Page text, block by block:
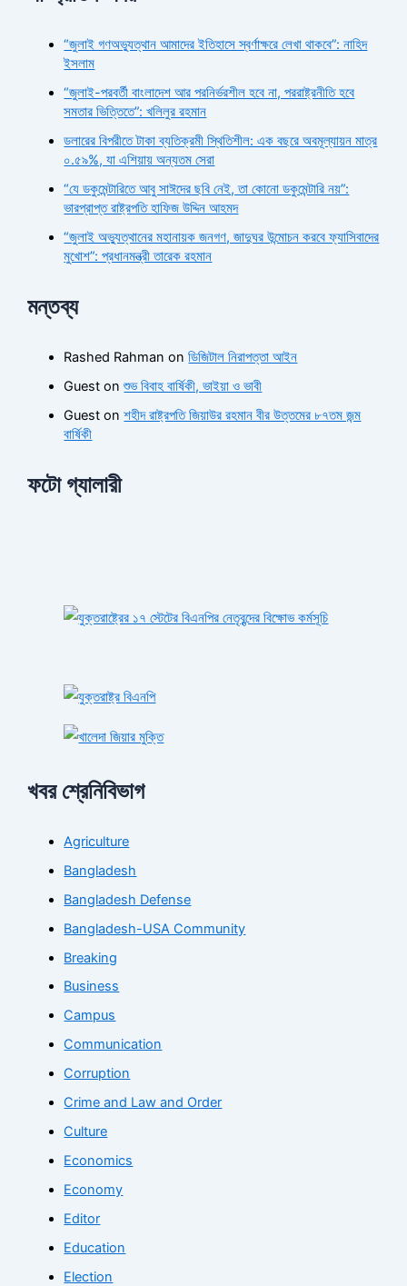
“জুলাই গণঅভ্যুত্থান আমাদের ইতিহাসে স্বর্ণাক্ষরে লেখা থাকবে”: নাহিদ
ইসলাম
“জুলাই-পরবর্তী বাংলাদেশ আর পরনির্ভরশীল হবে না, পররাষ্ট্রনীতি হবে
সমতার ভিত্তিতে”: খলিলুর রহমান
ডলারের বিপরীতে টাকা ব্যতিক্রমী স্থিতিশীল: এক বছরে অবমূল্যায়ন মাত্র
০.৫৯%, যা এশিয়ায় অন্যতম সেরা
“যে ডকুমেন্টারিতে আবু সাঈদের ছবি নেই, তা কোনো ডকুমেন্টারি নয়”:
ভারপ্রাপ্ত রাষ্ট্রপতি হাফিজ উদ্দিন আহমদ
“জুলাই অভ্যুত্থানের মহানায়ক জনগণ, জাদুঘর উন্মোচন করবে ফ্যাসিবাদের
মুখোশ”: প্রধানমন্ত্রী তারেক রহমান
মন্তব্য
Rashed Rahman onডিজিটাল নিরাপত্তা আইন
Guest onশুভ বিবাহ বার্ষিকী, ভাইয়া ও ভাবী
Guest onশহীদ রাষ্ট্রপতি জিয়াউর রহমান বীর উত্তমের ৮৭তম জন্ম
বার্ষিকী
ফটো গ্যালারী
খবর শ্রেনিবিভাগ
Agriculture
Bangladesh
Bangladesh Defense
Bangladesh-USA Community
Breaking
Business
Campus
Communication
Corruption
Crime and Law and Order
Culture
Economics
Economy
Editor
Education
Election